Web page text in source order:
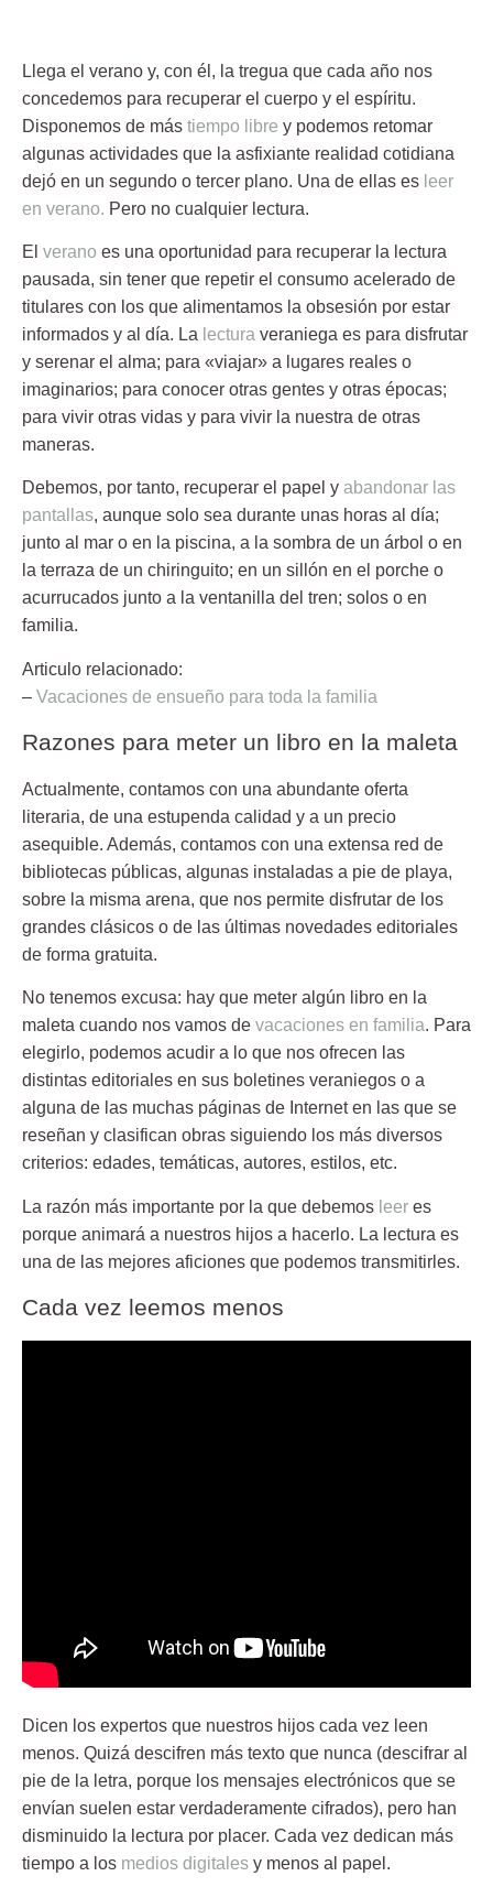
Llega el verano y, con él, la tregua que cada año nos
concedemos para recuperar el cuerpo y el espíritu.
Disponemos de más tiempo libre y podemos retomar
algunas actividades que la asfixiante realidad cotidiana
dejó en un segundo o tercer plano. Una de ellas es leer
en verano. Pero no cualquier lectura.
El verano es una oportunidad para recuperar la lectura
pausada, sin tener que repetir el consumo acelerado de
titulares con los que alimentamos la obsesión por estar
informados y al día. La lectura veraniega es para disfrutar
y serenar el alma; para «viajar» a lugares reales o
imaginarios; para conocer otras gentes y otras épocas;
para vivir otras vidas y para vivir la nuestra de otras
maneras.
Debemos, por tanto, recuperar el papel y abandonar las
pantallas, aunque solo sea durante unas horas al día;
junto al mar o en la piscina, a la sombra de un árbol o en
la terraza de un chiringuito; en un sillón en el porche o
acurrucados junto a la ventanilla del tren; solos o en
familia.
Articulo relacionado:
– Vacaciones de ensueño para toda la familia
Razones para meter un libro en la maleta
Actualmente, contamos con una abundante oferta
literaria, de una estupenda calidad y a un precio
asequible. Además, contamos con una extensa red de
bibliotecas públicas, algunas instaladas a pie de playa,
sobre la misma arena, que nos permite disfrutar de los
grandes clásicos o de las últimas novedades editoriales
de forma gratuita.
No tenemos excusa: hay que meter algún libro en la
maleta cuando nos vamos de vacaciones en familia. Para
elegirlo, podemos acudir a lo que nos ofrecen las
distintas editoriales en sus boletines veraniegos o a
alguna de las muchas páginas de Internet en las que se
reseñan y clasifican obras siguiendo los más diversos
criterios: edades, temáticas, autores, estilos, etc.
La razón más importante por la que debemos leer es
porque animará a nuestros hijos a hacerlo. La lectura es
una de las mejores aficiones que podemos transmitirles.
Cada vez leemos menos
Dicen los expertos que nuestros hijos cada vez leen
menos. Quizá descifren más texto que nunca (descifrar al
pie de la letra, porque los mensajes electrónicos que se
envían suelen estar verdaderamente cifrados), pero han
disminuido la lectura por placer. Cada vez dedican más
tiempo a los medios digitales y menos al papel.